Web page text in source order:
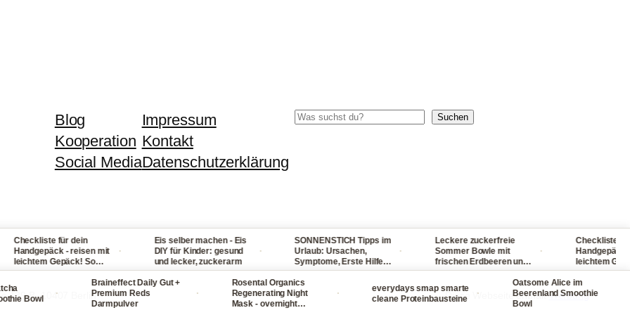
Blog
Kooperation
Social Media
Impressum
Kontakt
Datenschutzerklärung
Suchen Suchen
139 B, 10407 Berlin Diese Webseite enthältWerbung
für dein
- reisen mit
Gepäck! So
du nie wieder zu
ein
·
Eis selber machen - Eis
DIY für Kinder: gesund
und lecker, zuckerarm
·
SONNENSTICH Tipps im
Urlaub: Ursachen,
Symptome, Erste Hilfe
bei Fieber, Sonnenbrand
und Halsschmerzen
Leckere zuckerfreie
Sommer Bowle mit
frischen Erdbeeren und
Waldmeister ganz
Checkliste für dein
Handgepäck -
leichtem Gepäck!
packst du nie
viel ein
Bowl
·
Braineffect Daily Gut +
Premium Reds
Darmpulver
Rosental Organics
Regenerating Night
Mask - overnight
everydays smap smarte
cleane Proteinbausteine
·
Oatsome Alice im
Beerenland Smoothie
Bowl